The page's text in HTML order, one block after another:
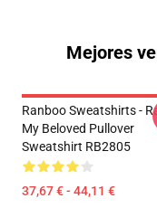
Mejores
Ranboo Sweatshirts -
My Beloved Pullover
Sweatshirt RB2805
37,67 € - 44,11 €